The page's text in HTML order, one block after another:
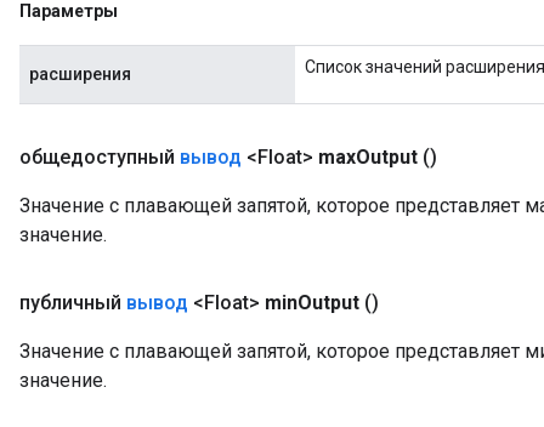
Параметры
расширения Список значений
общедоступный вывод <Float> maxOutput ()
Значение с плавающей запятой, которое представляет
значение.
публичный вывод <Float> minOutput ()
Значение с плавающей запятой, которое представляет
значение.